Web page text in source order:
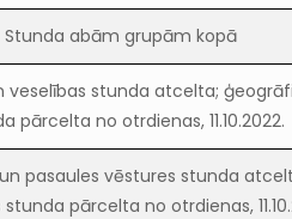
Stunda abām grupām kopā
veselības stunda atcelta;
pārcelta no otrdienas, 11.10.2022.
pasaules vēstures stunda
pārcelta no otrdienas,